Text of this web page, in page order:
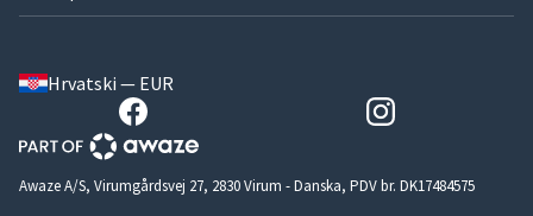
Hrvatski — EUR
Awaze A/S, Virumgårdsvej 27, 2830 Virum - Danska, PDV br. DK17484575